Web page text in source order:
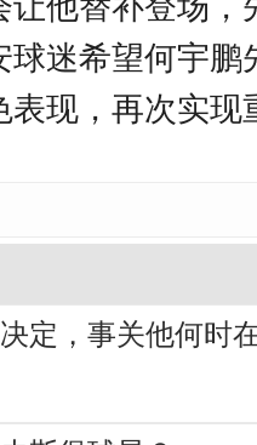
迷希望何宇
现，再次实
定，事关他何时